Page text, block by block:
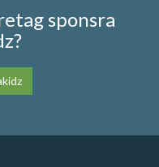
sponsra